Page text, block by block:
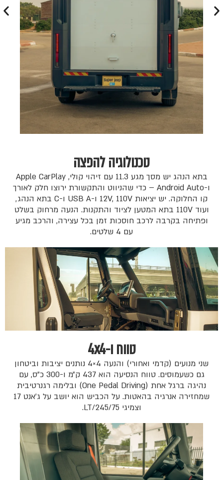
טכנולוגיה להפצה
בתא הנהג יש מסך מגע 11.3 עם זיהוי קולי, Apple CarPlay
ו-Android Auto – כדי שהניווט והתקשורת ירוצו חלק לאורך
קו החלוקה. יש יציאות 12V, 110V ו-USB A ו-C בתא הנהג,
ועוד 110V בתא המטען לציוד והתקנות. הנעה מרחוק בשלט
ופתיחה בקרבה לרכב חוסכות זמן בכל עצירה, והרכב מגיע
עם 4 שלטים.
טווח ו-4x4
שני מנועים (קדמי ואחורי) והנעה 4×4 נותנים יציבות וביטחון
גם כשעמוסים. טווח הנסיעה הוא 437 ק״מ ו-300 כ״ס, עם
נהיגה ברגל אחת (One Pedal Driving) ובלימה רגנרטיבית
שמחזירה אנרגיה בהאטות. על הכביש הוא יושב על ג׳אנט 17
וצמיגי LT/245/75.